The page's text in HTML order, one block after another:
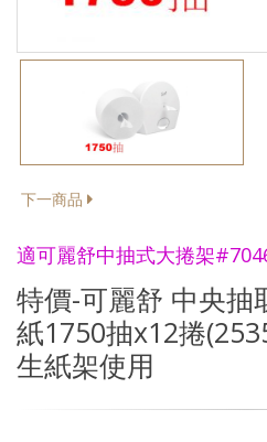
下一商品
適可麗舒中抽式大捲架
特價-可麗舒 中央抽
紙1750抽x12捲
生紙架使用